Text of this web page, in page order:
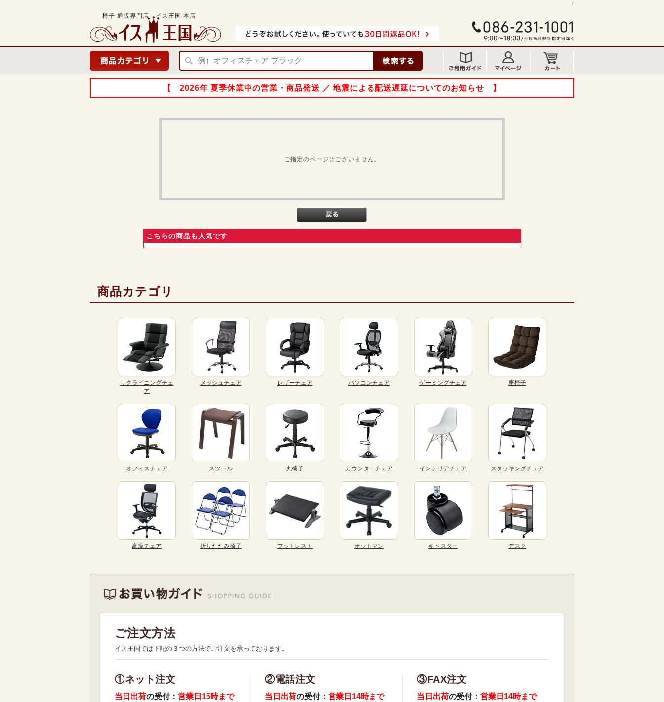
/
椅子 通販専門店 イス王国 本店
【 2026年 夏季休業中の営業・商品発送 ／ 地震による配送遅延についてのお知らせ 】
ご指定のページはございません。
こちらの商品も人気です
商品カテゴリ
リクライニングチェ
ア
メッシュチェア レザーチェア パソコンチェア ゲーミングチェア 座椅子
オフィスチェア スツール 丸椅子 カウンターチェア インテリアチェア スタッキングチェア
高級チェア 折りたたみ椅子 フットレスト オットマン キャスター デスク
ご注文方法
イス王国では下記の３つの方法でご注文を承っております。
①ネット注文
当日出荷の受付： 営業日15時まで
②電話注文
当日出荷の受付： 営業日14時まで
③FAX注文
当日出荷の受付： 営業日14時まで